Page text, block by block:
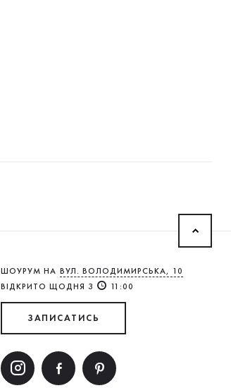
ШОУРУМ НА ВУЛ. ВОЛОДИМИРСЬКА, 10
ВІДКРИТО ЩОДНЯ З
11:00
ЗАПИСАТИСЬ